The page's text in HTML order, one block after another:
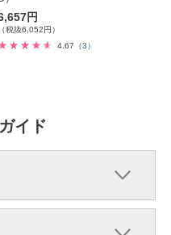
円
（税抜6,052円）
4.67
（3）
イド